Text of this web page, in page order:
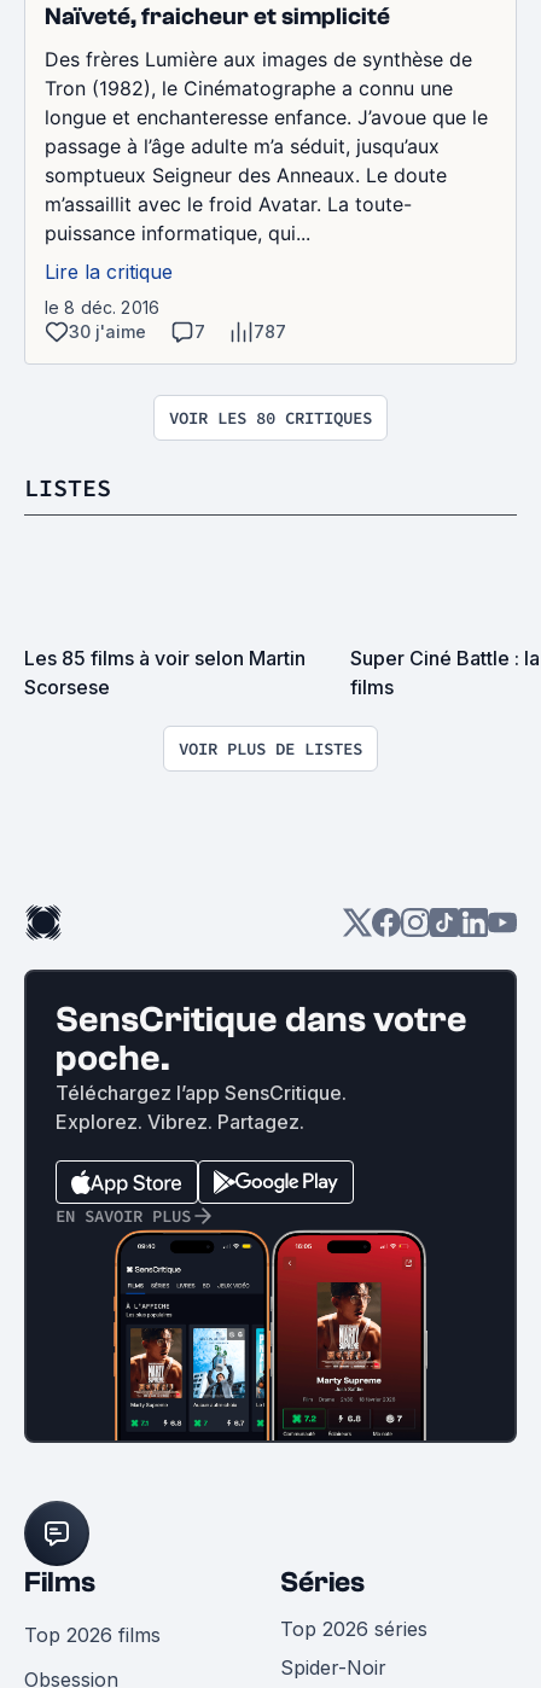
Naïveté, fraicheur et simplicité
Des frères Lumière aux images de synthèse de
Tron (1982), le Cinématographe a connu une
longue et enchanteresse enfance. J’avoue que le
passage à l’âge adulte m’a séduit, jusqu’aux
somptueux Seigneur des Anneaux. Le doute
m’assaillit avec le froid Avatar. La toute-
puissance informatique, qui...
Lire la critique
le 8 déc. 2016
30 j'aime
7 787
VOIR LES 80 CRITIQUES
LISTES
Les 85 films à voir selon Martin
Scorsese
Super Ciné Battle :
films
VOIR PLUS DE LISTES
SensCritique dans votre
poche.
Téléchargez l’app SensCritique.
Explorez. Vibrez. Partagez.
EN SAVOIR PLUS
Films
Top 2026 films
Obsession
Séries
Top 2026 séries
Spider-Noir